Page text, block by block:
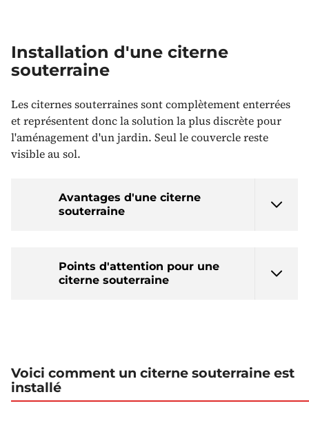
Installation d'une citerne
souterraine
Les citernes souterraines sont complètement enterrées
et représentent donc la solution la plus discrète pour
l'aménagement d'un jardin. Seul le couvercle reste
visible au sol.
Avantages d'une citerne
souterraine
Points d'attention pour une
citerne souterraine
Voici comment un citerne souterraine est
installé